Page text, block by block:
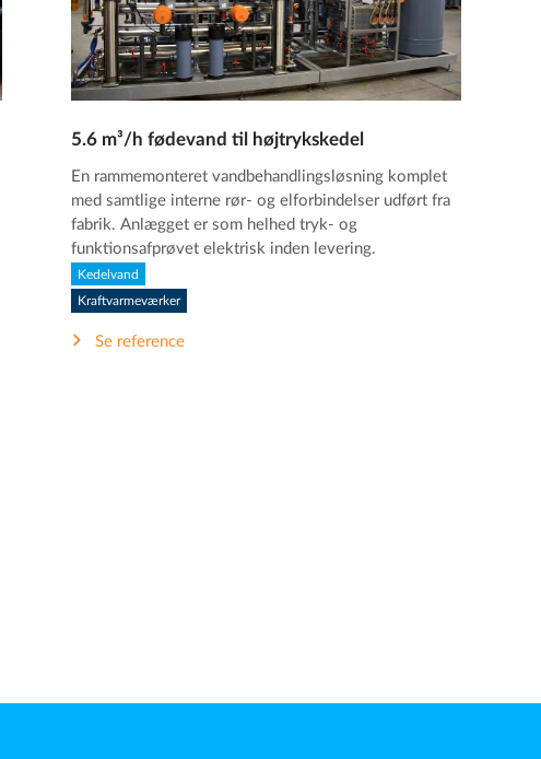
5.6 m³/h fødevand til højtrykskedel
En rammemonteret vandbehandlingsløsning komplet
med samtlige interne rør- og elforbindelser udført fra
fabrik. Anlægget er som helhed tryk- og
funktionsafprøvet elektrisk inden levering.
Kedelvand
Kraftvarmeværker
Se reference